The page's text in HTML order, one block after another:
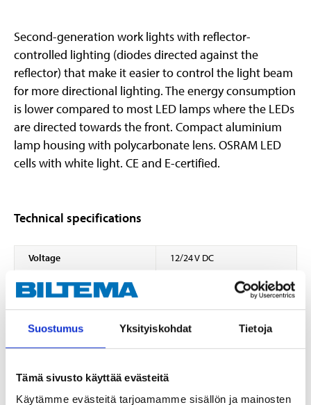
Suostumus Yksityiskohdat Tietoja
Tämä sivusto käyttää evästeitä
Käytämme evästeitä tarjoamamme sisällön ja mainosten
Second-generation work lights with reflector-
controlled lighting (diodes directed against the
reflector) that make it easier to control the light beam
for more directional lighting. The energy consumption
is lower compared to most LED lamps where the LEDs
are directed towards the front. Compact aluminium
lamp housing with polycarbonate lens. OSRAM LED
cells with white light. CE and E-certified.
Technical specifications
Voltage
12/24 V DC
Power
24 W (Theoretical)
Light distribution
Bred
Luminosity
2280 lm (Theoretical)
Luminosity
Colour temperature
5700 K